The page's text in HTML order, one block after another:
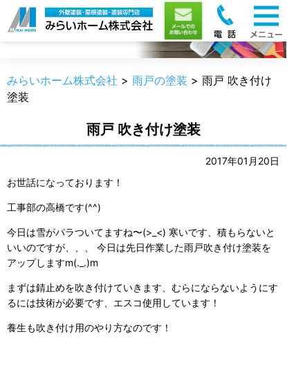
職人のうんちく
みらいホーム株式会社 > 雨戸の塗装 > 雨戸 吹き付け
塗装
雨戸 吹き付け塗装
2017年01月20日
お世話になっております！
工事部の高橋です(^^)
今日は雪がパラついてますね〜(>_<) 寒いです、積もらないと
いいのですが、、、 今日は先日作業した雨戸吹き付け塗装を
アップしますm(._.)m
まずは錆止めを吹き付けていきます、むらにならないようにす
るには技術が必要です、エスコ使用しています！
養生も吹き付け用のやり方なのです！